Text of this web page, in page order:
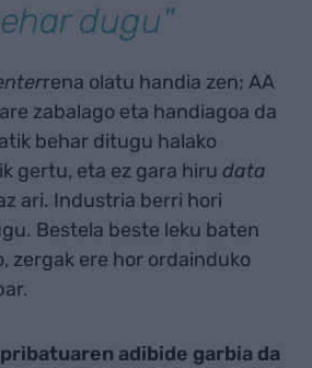
dugu"
rena olatu handia zen; AA
zabalago eta handiagoa da
behar ditugu halako
gertu, eta ez gara hiru data
ari. Industria berri hori
Bestela beste leku baten
zergak ere hor ordainduko
adibide garbia da